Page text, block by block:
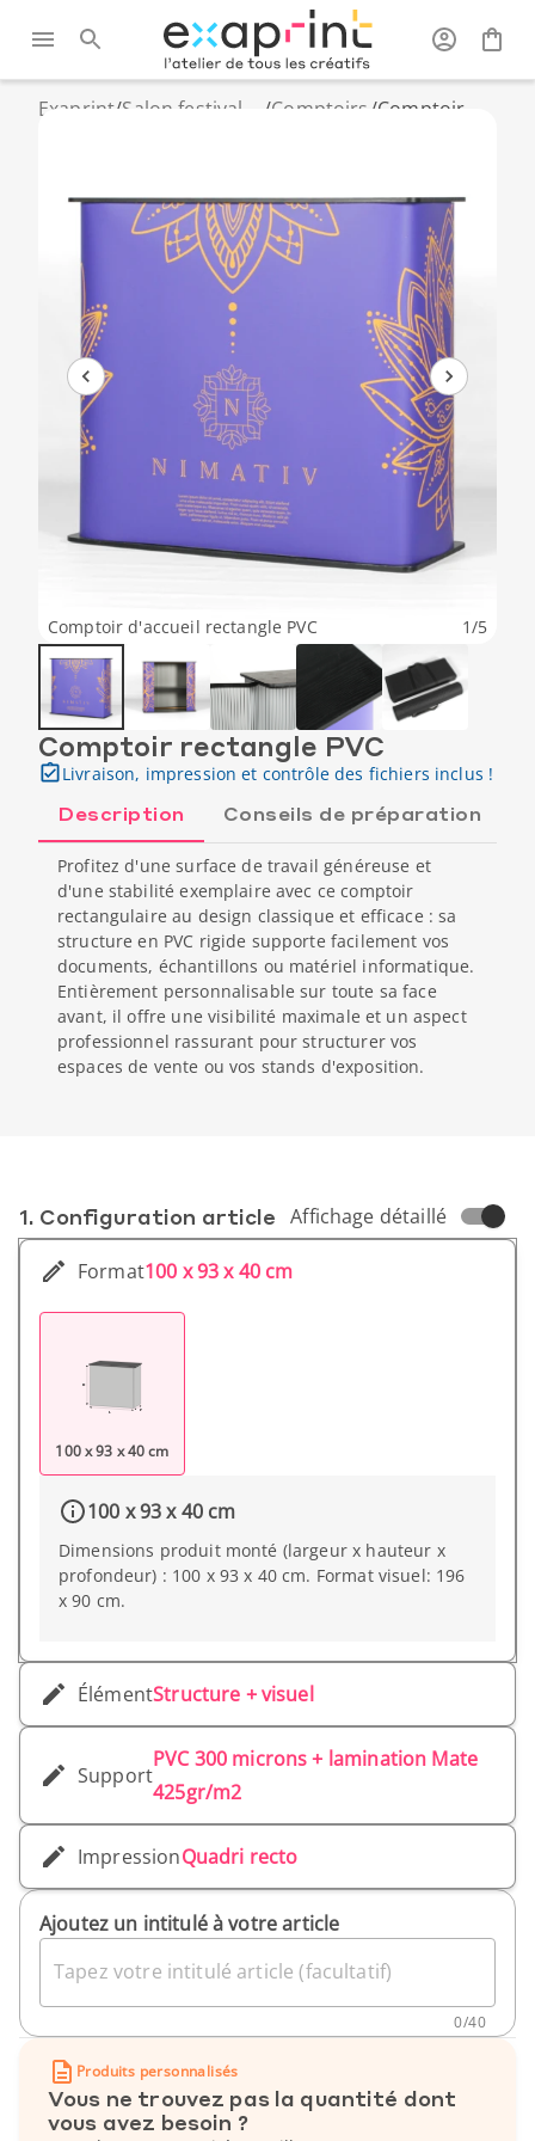
Exaprint/Salon festival
/Comptoirs /Comptoir
Comptoir d'accueil rectangle PVC 1/5
Comptoir rectangle PVC
Livraison, impression et contrôle des fichiers inclus !
Description Conseils de préparation
Profitez d'une surface de travail généreuse et
d'une stabilité exemplaire avec ce comptoir
rectangulaire au design classique et efficace : sa
structure en PVC rigide supporte facilement vos
documents, échantillons ou matériel informatique.
Entièrement personnalisable sur toute sa face
avant, il offre une visibilité maximale et un aspect
professionnel rassurant pour structurer vos
espaces de vente ou vos stands d'exposition.
1. Conf­iguration article Affichage détaillé
Format100 x 93 x 40 cm
100 x 93 x 40 cm
100 x 93 x 40 cm
Dimensions produit monté (largeur x hauteur x
profondeur) : 100 x 93 x 40 cm. Format visuel: 196
x 90 cm.
ÉlémentStructure + visuel
Support
PVC 300 microns + lamination Mate
425gr/m2
ImpressionQuadri recto
Ajoutez un intitulé à votre article
Tapez votre intitulé article (facultatif)
0/40
Produits personnalisés
Vous ne trouvez pas la quantité dont
vous avez besoin ?